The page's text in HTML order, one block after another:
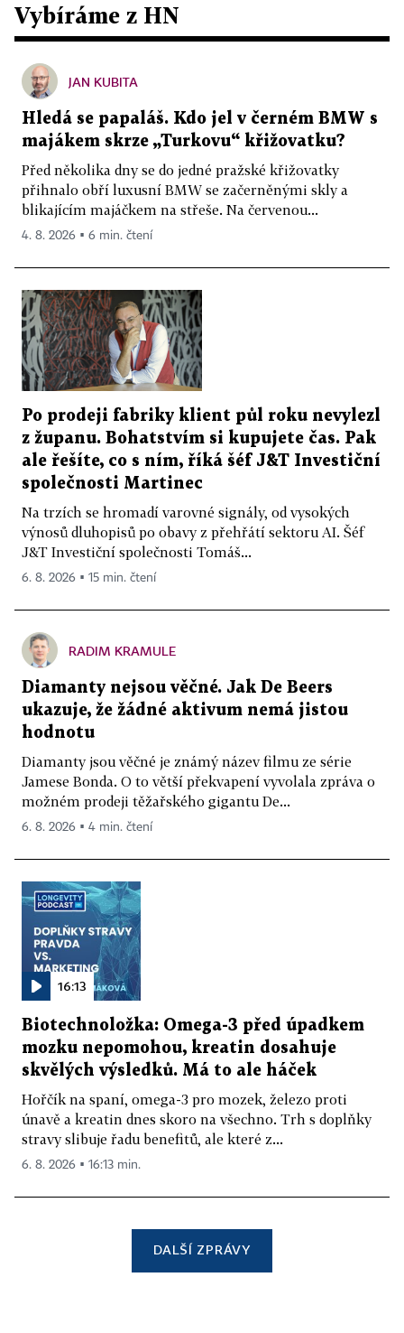
Vybíráme z HN
JAN KUBITA
Hledá se papaláš. Kdo jel v černém BMW s
majákem skrze „Turkovu“ křižovatku?
Před několika dny se do jedné pražské křižovatky
přihnalo obří luxusní BMW se začerněnými skly a
blikajícím majáčkem na střeše. Na červenou...
4. 8. 2026 ▪ 6 min. čtení
Po prodeji fabriky klient půl roku nevylezl
z županu. Bohatstvím si kupujete čas. Pak
ale řešíte, co s ním, říká šéf J&T Investiční
společnosti Martinec
Na trzích se hromadí varovné signály, od vysokých
výnosů dluhopisů po obavy z přehřátí sektoru AI. Šéf
J&T Investiční společnosti Tomáš...
6. 8. 2026 ▪ 15 min. čtení
RADIM KRAMULE
Diamanty nejsou věčné. Jak De Beers
ukazuje, že žádné aktivum nemá jistou
hodnotu
Diamanty jsou věčné je známý název filmu ze série
Jamese Bonda. O to větší překvapení vyvolala zpráva o
možném prodeji těžařského gigantu De...
6. 8. 2026 ▪ 4 min. čtení
16:13
Biotechnoložka: Omega-3 před úpadkem
mozku nepomohou, kreatin dosahuje
skvělých výsledků. Má to ale háček
Hořčík na spaní, omega-3 pro mozek, železo proti
únavě a kreatin dnes skoro na všechno. Trh s doplňky
stravy slibuje řadu benefitů, ale které z...
6. 8. 2026 ▪ 16:13 min.
DALŠÍ ZPRÁVY